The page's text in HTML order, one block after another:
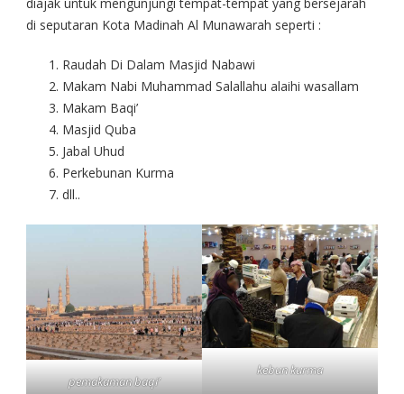
di seputaran Kota Madinah Al Munawarah seperti :
Raudah Di Dalam Masjid Nabawi
Makam Nabi Muhammad Salallahu alaihi wasallam
Makam Baqi’
Masjid Quba
Jabal Uhud
Perkebunan Kurma
dll..
pemakaman baqi’
kebun kurma